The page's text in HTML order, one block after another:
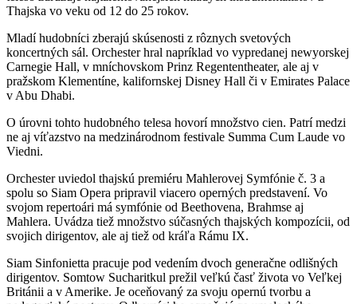
Thajska vo veku od 12 do 25 rokov.
Mladí hudobníci zberajú skúsenosti z rôznych svetových
koncertných sál. Orchester hral napríklad vo vypredanej newyorskej
Carnegie Hall, v mníchovskom Prinz Regententheater, ale aj v
pražskom Klementíne, kalifornskej Disney Hall či v Emirates Palace
v Abu Dhabi.
O úrovni tohto hudobného telesa hovorí množstvo cien. Patrí medzi
ne aj víťazstvo na medzinárodnom festivale Summa Cum Laude vo
Viedni.
Orchester uviedol thajskú premiéru Mahlerovej Symfónie č. 3 a
spolu so Siam Opera pripravil viacero operných predstavení. Vo
svojom repertoári má symfónie od Beethovena, Brahmse aj
Mahlera. Uvádza tiež množstvo súčasných thajských kompozícii, od
svojich dirigentov, ale aj tiež od kráľa Rámu IX.
Siam Sinfonietta pracuje pod vedením dvoch generačne odlišných
dirigentov. Somtow Sucharitkul prežil veľkú časť života vo Veľkej
Británii a v Amerike. Je oceňovaný za svoju opernú tvorbu a